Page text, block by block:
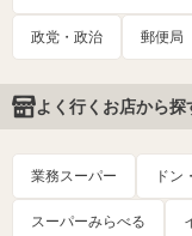
政党・政治 郵便局
よく行くお店から探
業務スーパー ドン
スーパーみらべる